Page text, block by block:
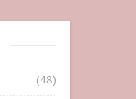
(48)